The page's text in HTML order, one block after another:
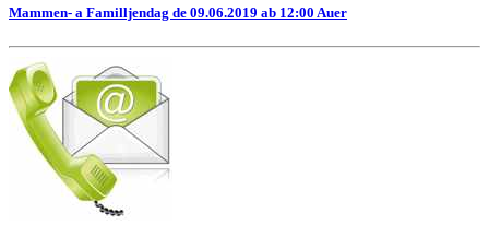
Mammen- a Familljendag de 09.06.2019 ab 12:00 Auer